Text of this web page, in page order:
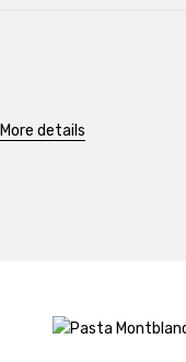
More details